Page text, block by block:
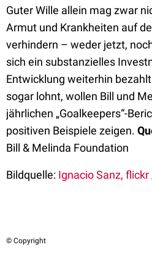
Guter Wille allein mag zwar
Armut und Krankheiten auf
verhindern – weder jetzt,
sich ein substanzielles
Entwicklung weiterhin
sogar lohnt, wollen Bill und
jährlichen „Goalkeepers“-
positiven Beispiele zeigen.
Bill & Melinda Foundation
Bildquelle: Ignacio Sanz, flickr
© Copyright